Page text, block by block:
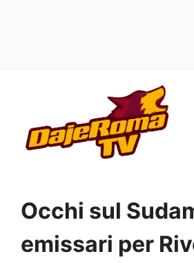
contenuto
Occhi sul
emissari per